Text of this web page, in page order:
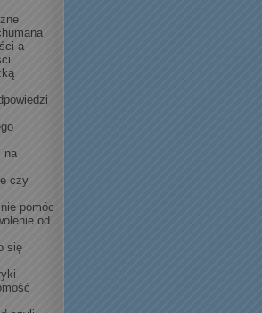
a
na
czy
pomóc
od
się